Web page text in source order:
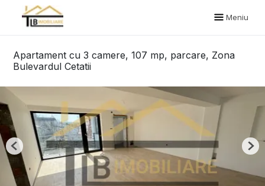
Meniu
Apartament cu 3 camere, 107 mp, parcare, Zona
Bulevardul Cetatii
Previous